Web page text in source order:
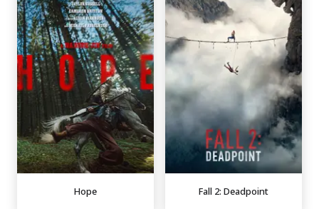
Hope Fall 2: Deadpoint